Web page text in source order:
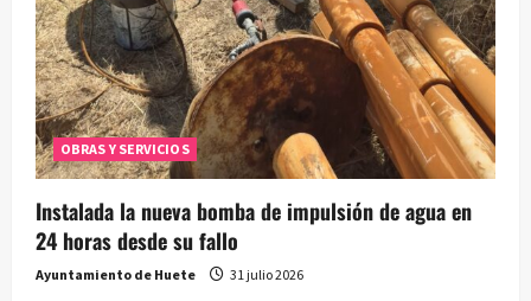
OBRAS Y SERVICIOS
Instalada la nueva bomba de impulsión de agua en
24 horas desde su fallo
Ayuntamiento de Huete 31 julio 2026